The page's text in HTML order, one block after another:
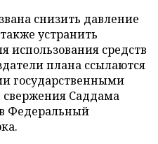
снизить давление
устранить
использования средств
плана ссылаются
государственными
свержения Саддама
Федеральный